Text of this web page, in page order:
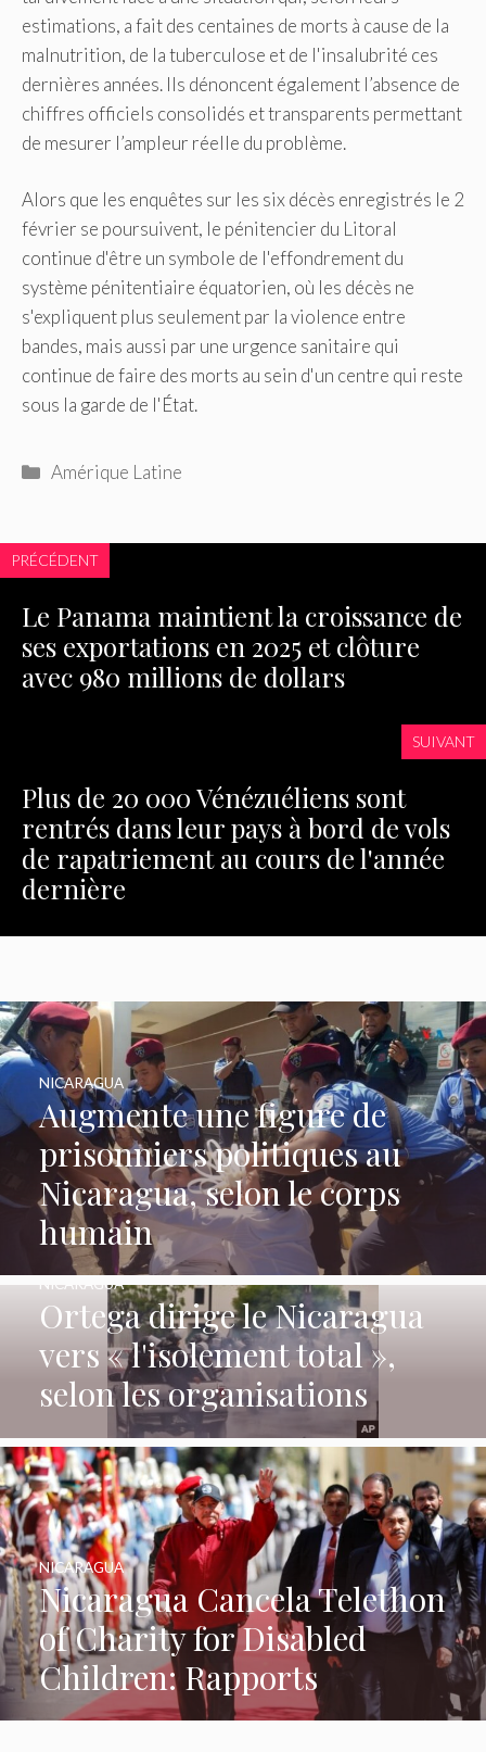
estimations, a fait des centaines de morts à cause de la
malnutrition, de la tuberculose et de l'insalubrité ces
dernières années. Ils dénoncent également l’absence de
chiffres officiels consolidés et transparents permettant
de mesurer l’ampleur réelle du problème.
Alors que les enquêtes sur les six décès enregistrés le 2
février se poursuivent, le pénitencier du Litoral
continue d'être un symbole de l'effondrement du
système pénitentiaire équatorien, où les décès ne
s'expliquent plus seulement par la violence entre
bandes, mais aussi par une urgence sanitaire qui
continue de faire des morts au sein d'un centre qui reste
sous la garde de l'État.
Catégories
Amérique Latine
PRÉCÉDENT
Le Panama maintient la croissance de
ses exportations en 2025 et clôture
avec 980 millions de dollars
SUIVANT
Plus de 20 000 Vénézuéliens sont
rentrés dans leur pays à bord de vols
de rapatriement au cours de l'année
dernière
Augmente une figure de
prisonniers politiques au
Nicaragua, selon le corps
humain
NICARAGUA
Ortega dirige le Nicaragua
vers « l'isolement total »,
selon les organisations
NICARAGUA
Nicaragua Cancela Telethon
of Charity for Disabled
Children: Rapports
NICARAGUA